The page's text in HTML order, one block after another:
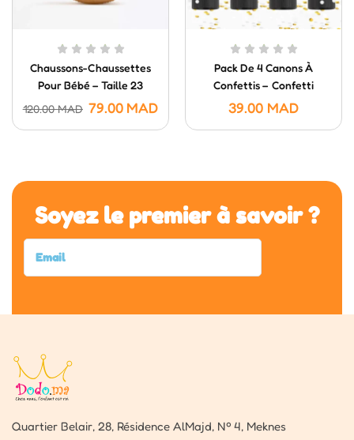
Chaussons-Chaussettes
Pour Bébé – Taille 23
120.00MAD 79.00 MAD
Pack De 4 Canons À
Confettis – Confetti
Poppers (20 Cm)
39.00 MAD
Soyez le premier à savoir ?
Quartier Belair, 28, Résidence AlMajd, Nº 4, Meknes